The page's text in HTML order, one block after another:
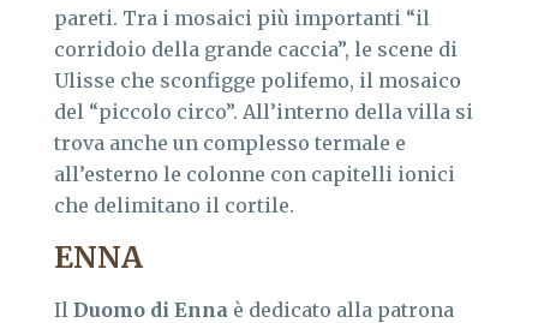
pareti. Tra i mosaici più importanti “il
corridoio della grande caccia”, le scene di
Ulisse che sconfigge polifemo, il mosaico
del “piccolo circo”. All’interno della villa si
trova anche un complesso termale e
all’esterno le colonne con capitelli ionici
che delimitano il cortile.
ENNA
Il Duomo di Enna è dedicato alla patrona